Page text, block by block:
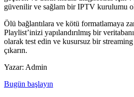
güvenilir ve sağlam bir IPTV kurulumu
Ölü bağlantılara ve kötü formatlamaya
Playlist’inizi yapılandırılmış bir
olarak test edin ve kusursuz bir
çıkarın.
Yazar: Admin
Bugün başlayın